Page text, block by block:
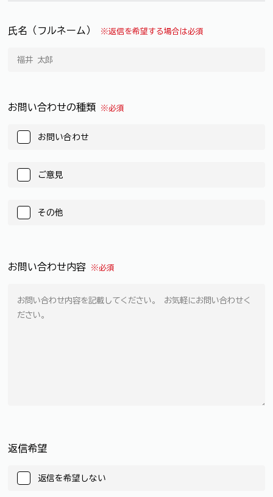
氏名（フルネーム） ※返信を希望する場合は必須
お問い合わせの種類 ※必須
お問い合わせ
ご意見
その他
お問い合わせ内容 ※必須
返信希望
返信を希望しない